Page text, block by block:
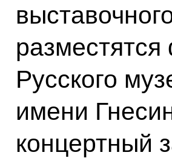
Русского
имени
концертный